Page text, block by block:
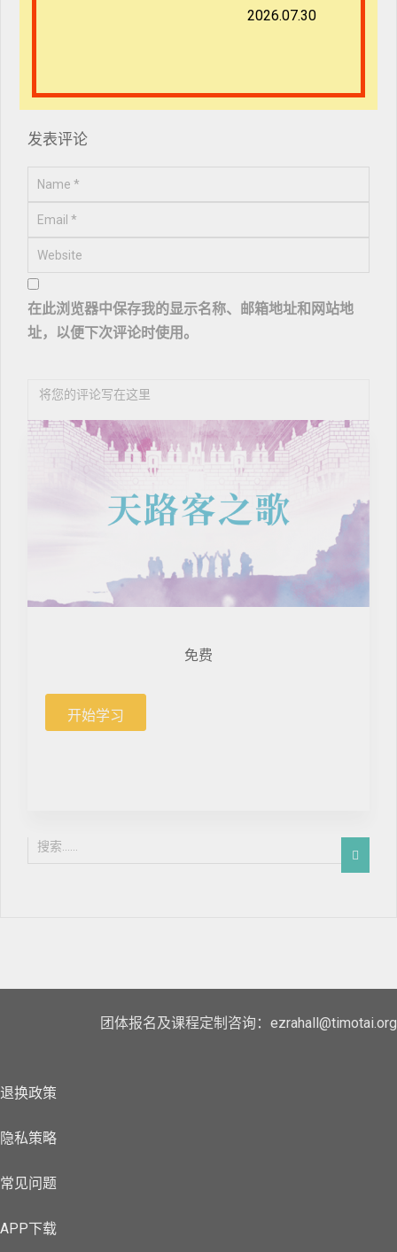
*本门训系列课程由美国使者协会（Ambassadors for
暂无评论
发表评论
在此浏览器中保存我的显示名称、邮箱地址和网站地
址，以便下次评论时使用。
免费
开始学习
团体报名及课程定制咨询：ezrahall@timotai.org
退换政策
隐私策略
常见问题
APP下载
2026.07.30